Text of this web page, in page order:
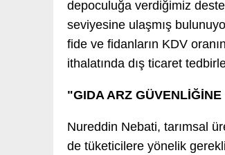
depoculuğa verdiğimiz
seviyesine ulaşmış
fide ve fidanların KDV
ithalatında dış ticaret
"GIDA ARZ
Nureddin Nebati, tarımsal
de tüketicilere yönelik gerekli